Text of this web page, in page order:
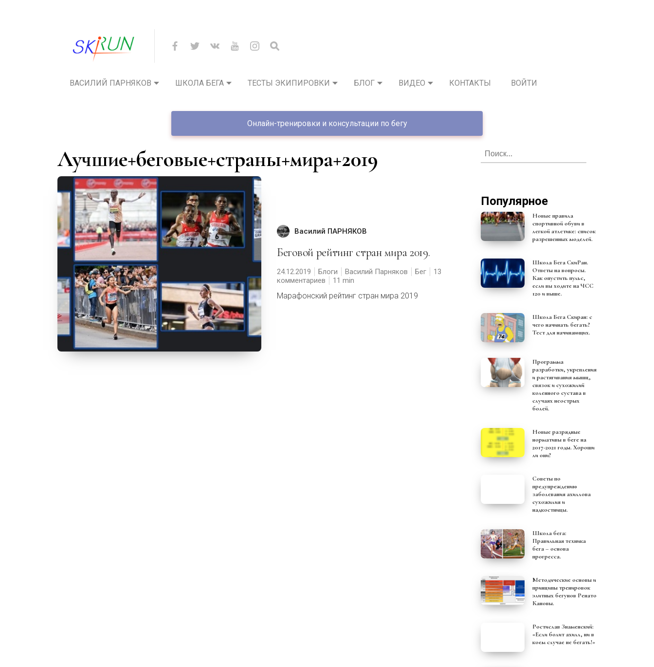
ВАСИЛИЙ ПАРНЯКОВ ШКОЛА БЕГА ТЕСТЫ ЭКИПИРОВКИ БЛОГ ВИДЕО КОНТАКТЫ ВОЙТИ
Онлайн-тренировки и консультации по бегу
лучшие+беговые+страны+мира+2019
Василий ПАРНЯКОВ
Беговой рейтинг стран мира 2019.
24.12.2019 Блоги Василий Парняков Бег
13
комментариев
11
Марафонский рейтинг стран мира 2019
Популярное
Новые правила
спортивной обуви в
легкой атлетике: список
разрешенных моделей.
Школа Бега СкиРан.
Ответы на вопросы.
Как опустить пульс,
если вы ходите на ЧСС
120 и выше.
Школа Бега Скиран: с
чего начинать бегать?
Тест для начинающих.
Программа
разработки, укрепления
и растягивания мышц,
связок и сухожилий
коленного сустава в
случаях неострых
болей.
Новые разрядные
нормативы в беге на
2017-2021 годы. Хороши
ли они?
Советы по
предупреждению
заболевания ахиллова
сухожилия и
надкостницы.
Школа бега:
Правильная техника
бега – основа
прогресса.
Методические основы и
принципы тренировок
элитных бегунов Ренато
Кановы.
Ростислав Знаменский:
«Если болит ахилл, ни в
коем случае не бегать!»